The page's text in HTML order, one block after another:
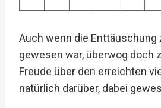
Auch wenn die Enttäuschung
gewesen war, überwog doch
Freude über den erreichten
natürlich darüber, dabei